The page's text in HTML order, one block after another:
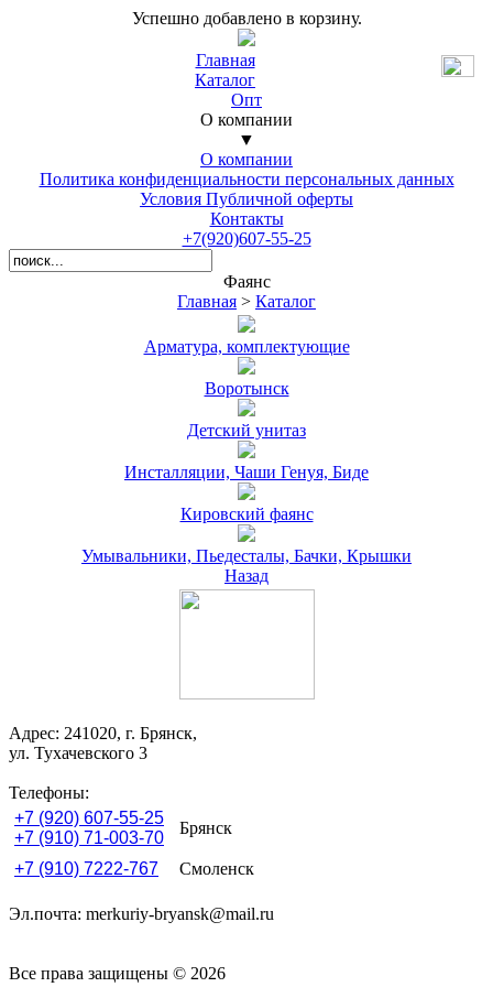
Успешно добавлено в корзину.
Главная
Каталог
Опт
О компании
▼
О компании
Политика конфиденциальности персональных данных
Условия Публичной оферты
Контакты
+7(920)607-55-25
Фаянс
Главная > Каталог
Арматура, комплектующие
Воротынск
Детский унитаз
Инсталляции, Чаши Генуя, Биде
Кировский фаянс
Умывальники, Пьедесталы, Бачки, Крышки
Назад
Адрес: 241020, г. Брянск,
ул. Тухачевского 3
Телефоны:
+7 (920) 607-55-25
+7 (910) 71-003-70
Брянск
+7 (910) 7222-767 Смоленск
Эл.почта: merkuriy-bryansk@mail.ru
Все права защищены © 2026